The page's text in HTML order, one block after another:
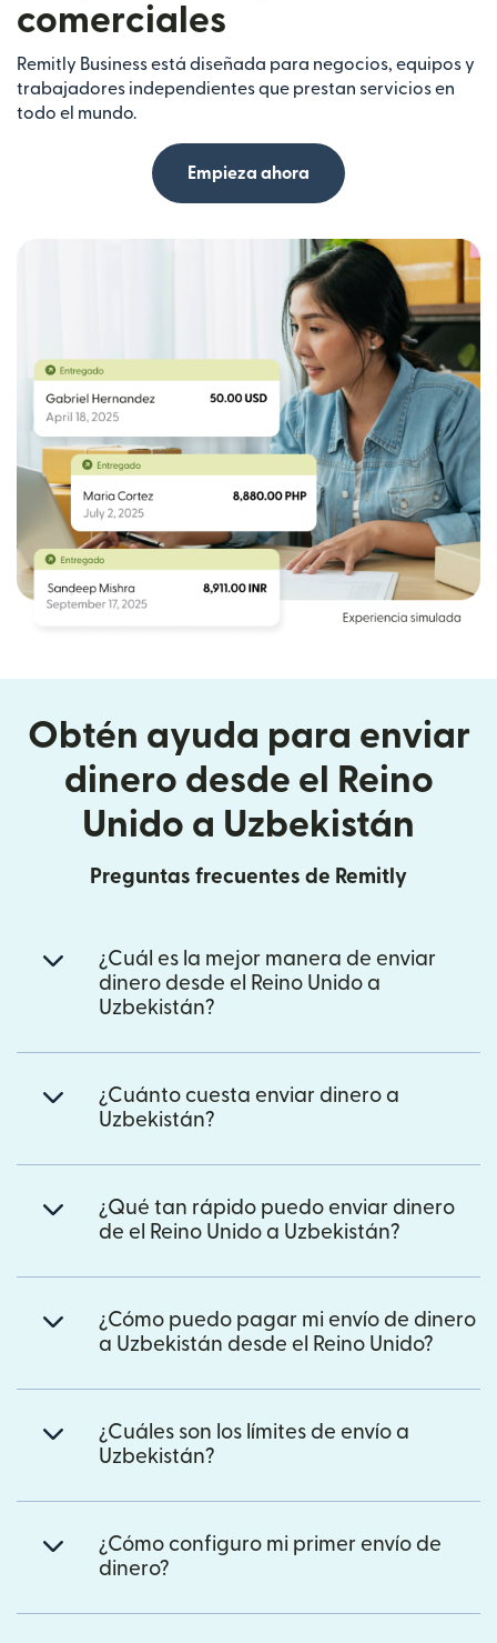
comerciales
Remitly Business está diseñada para negocios, equipos y
trabajadores independientes que prestan servicios en
todo el mundo.
Empieza ahora
Obtén ayuda para enviar
dinero desde el Reino
Unido a Uzbekistán
Preguntas frecuentes de Remitly
¿Cuál es la mejor manera de enviar
dinero desde el Reino Unido a
Uzbekistán?
¿Cuánto cuesta enviar dinero a
Uzbekistán?
¿Qué tan rápido puedo enviar dinero
de el Reino Unido a Uzbekistán?
¿Cómo puedo pagar mi envío de dinero
a Uzbekistán desde el Reino Unido?
¿Cuáles son los límites de envío a
Uzbekistán?
¿Cómo configuro mi primer envío de
dinero?